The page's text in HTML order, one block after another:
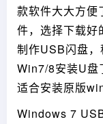
款软件大大方便
件，选择下载
制作USB闪盘
Win7/8安装U盘
适合安装原版
Windows 7